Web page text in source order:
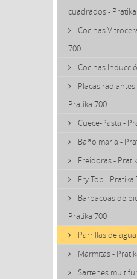
cuadrados -
Cocinas
700
Cocinas
Placas
Pratika 700
Cuece-Pasta -
Baño maría -
Freidoras -
Fry Top - Pratika
Barbacoas de
Pratika 700
Parrillas de
Marmitas -
Sartenes